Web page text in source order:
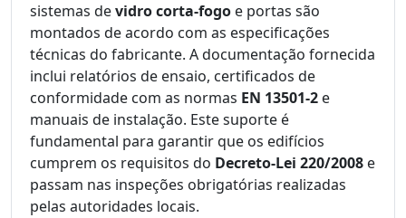
sistemas devidro corta-fogo e portas são
montados de acordo com as especificações
técnicas do fabricante. A documentação fornecida
inclui relatórios de ensaio, certificados de
conformidade com as normas EN 13501-2 e
manuais de instalação. Este suporte é
fundamental para garantir que os edifícios
cumprem os requisitos do Decreto-Lei 220/2008 e
passam nas inspeções obrigatórias realizadas
pelas autoridades locais.